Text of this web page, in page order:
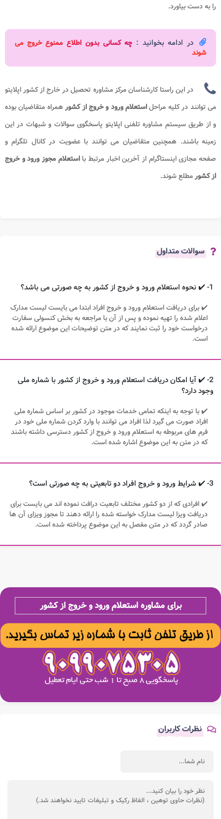
را به دست بیاورد.
در ادامه بخوانید : چه کسانی بدون اطلاع ممنوع خروج می
شوند
در این راستا کارشناسان مرکز مشاوره تحصیل در خارج از کشور اپلایتو
می توانند در کلیه مراحلاستعلام ورود و خروج از کشور همراه متقاضیان بوده
و از طریق سیستم مشاوره تلفنی اپلایتو پاسخگوی سوالات و شبهات در این
زمینه باشند. همچنین متقاضیان می توانند با عضویت در کانال تلگرام و
صفحه مجازی اینستاگرام از آخرین اخبار مرتبط با استعلام مجوز ورود و خروج
از کشورمطلع شوند.
سوالات متداول
1- ✔️ نحوه استعلام ورود و خروج از کشور به چه صورتی می باشد؟
✔️ برای دریافت استعلام ورود و خروج افراد ابتدا می بایست لیست مدارک
اعلام شده را تهیه نموده و پس از آن با مراجعه به بخش کنسولی سفارت
درخواست خود را ثبت نمایند که در متن توضیحات این موضوع ارائه شده
است.
2- ✔️ آیا امکان دریافت استعلام ورود و خروج از کشور با شماره ملی
وجود دارد؟
✔️ با توجه به اینکه تمامی خدمات موجود در کشور بر اساس شماره ملی
افراد صورت می گیرد لذا افراد می توانند با وارد کردن شماره ملی خود در
فرم های مربوطه به استعلام ورود و خروج از کشور دسترسی داشته باشند
که در متن به این موضوع اشاره شده است.
3- ✔️ شرایط ورود و خروج افراد دو تابعیتی به چه صورتی است؟
✔️ افرادی که از دو کشور مختلف تابعیت درافت نموده اند می بایست برای
دریافت ویزا لیست مدارک خواسته شده را ارائه دهند تا مجوز ویزای آن ها
صادر گردد که در متن مفصل به این موضوع پرداخته شده است.
برای مشاورهاستعلام ورود و خروج از کشور
نظرات کاربران